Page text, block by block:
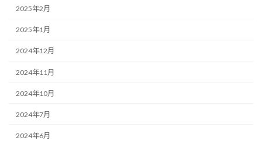
2025年2月
2025年1月
2024年12月
2024年11月
2024年10月
2024年7月
2024年6月